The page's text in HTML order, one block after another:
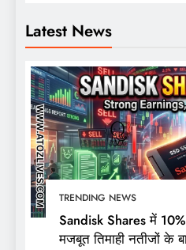
Latest News
TRENDING NEWS
Sandisk Shares में 10%
मजबूत तिमाही नतीजों के